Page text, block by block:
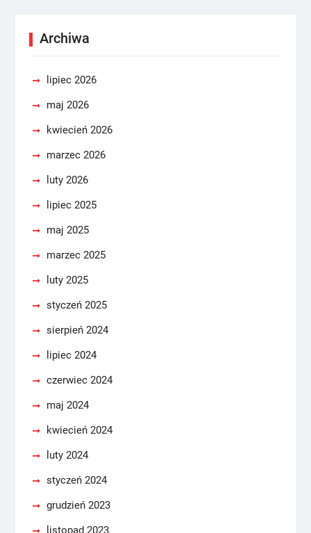
Archiwa
lipiec 2026
maj 2026
kwiecień 2026
marzec 2026
luty 2026
lipiec 2025
maj 2025
marzec 2025
luty 2025
styczeń 2025
sierpień 2024
lipiec 2024
czerwiec 2024
maj 2024
kwiecień 2024
luty 2024
styczeń 2024
grudzień 2023
listopad 2023